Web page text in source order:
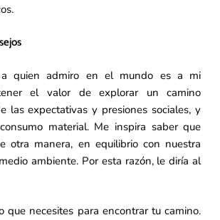
quien admiro en el mundo es a mi
el valor de explorar un camino
las expectativas y presiones sociales, y
material. Me inspira saber que
otra manera, en equilibrio con nuestra
ambiente. Por esta razón, le diría al
que necesites para encontrar tu camino.